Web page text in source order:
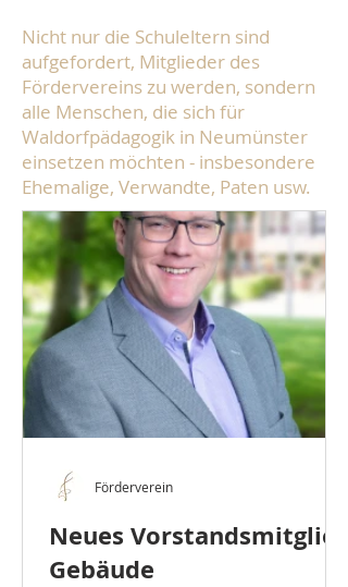
Nicht nur die Schuleltern sind
aufgefordert, Mitglieder des
Fördervereins zu werden, sondern
alle Menschen, die sich für
Waldorfpädagogik in Neumünster
einsetzen möchten - insbesondere
Ehemalige, Verwandte, Paten usw.
Neues Vorstandsmitglied
Gebäude
Förderverein